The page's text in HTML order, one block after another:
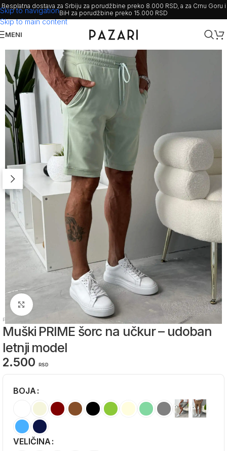
Skip to navigation
Skip to main content
Besplatna dostava za Srbiju za porudžbine preko 8.000 RSD, a za Crnu Goru i
BiH za porudžbine preko 15.000 RSD
MENI
Zumiraj sliku
Početna Muški šorcevi
Muški PRIME šorc na učkur – udoban
letnji model
2.500 RSD
BOJA
VELIČINA
Alternative: